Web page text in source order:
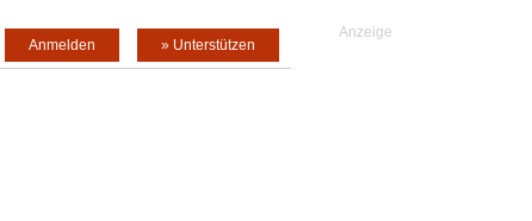
» Unterstützen
Anmelden